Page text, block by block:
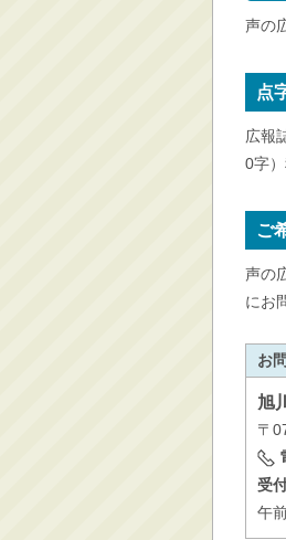
声の
点
広報
0字）
ご
声の
にお
お
旭
〒
受
午